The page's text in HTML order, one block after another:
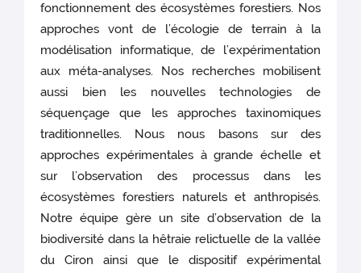
fonctionnement des écosystèmes forestiers. Nos
approches vont de l’écologie de terrain à la
modélisation informatique, de l’expérimentation
aux méta-analyses. Nos recherches mobilisent
aussi bien les nouvelles technologies de
séquençage que les approches taxinomiques
traditionnelles. Nous nous basons sur des
approches expérimentales à grande échelle et
sur l’observation des processus dans les
écosystèmes forestiers naturels et anthropisés.
Notre équipe gère un site d’observation de la
biodiversité dans la hêtraie relictuelle de la vallée
du Ciron ainsi que le dispositif expérimental